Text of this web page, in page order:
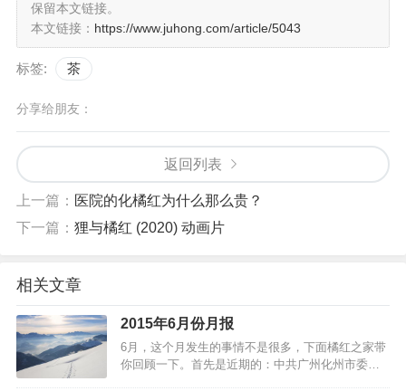
保留本文链接。
本文链接： https://www.juhong.com/article/5043
标签: 茶
分享给朋友：
返回列表
上一篇： 医院的化橘红为什么那么贵？
下一篇： 狸与橘红 (2020) 动画片
相关文章
2015年6月份月报
6月，这个月发生的事情不是很多，下面橘红之家带
你回顾一下。首先是近期的：中共广州化州市委书